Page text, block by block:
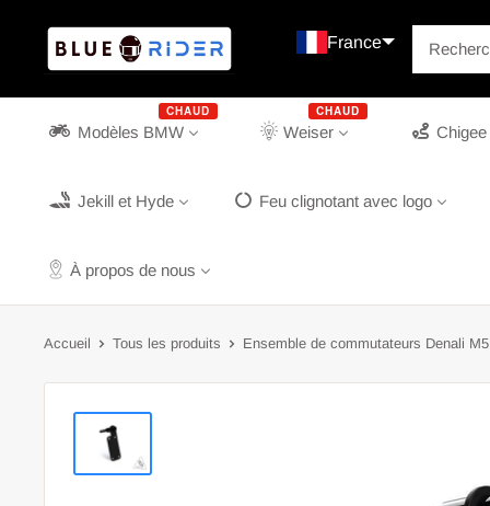
Blue
Rider
France
Modèles BMW
CHAUD
Weiser
CHAUD
Chigee
Jekill et Hyde Feu clignotant avec logo
À propos de nous
Accueil Tous les produits Ensemble de commutateurs Denali